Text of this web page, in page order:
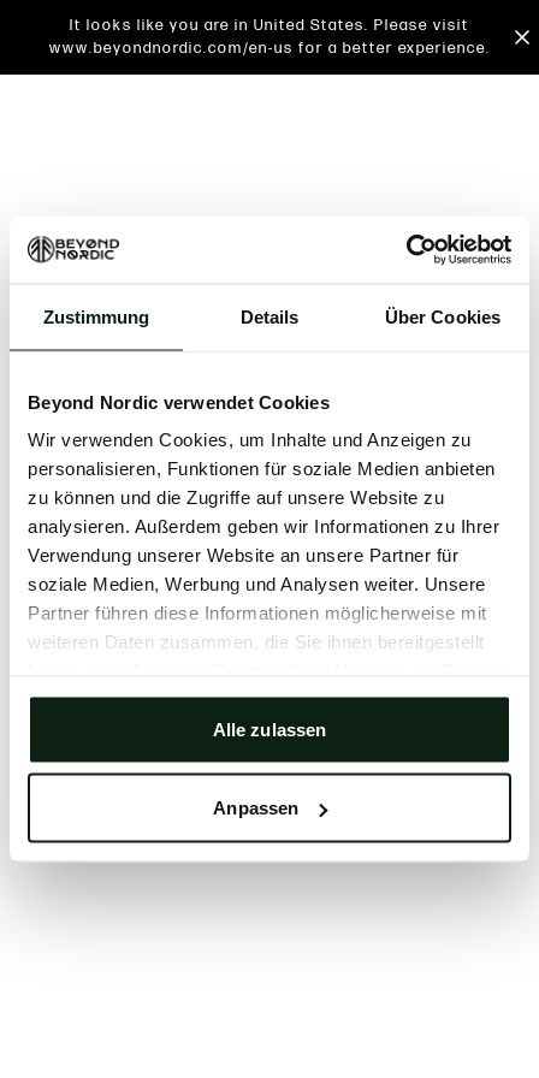
Zustimmung Details Über Cookies
Beyond Nordic verwendet Cookies
Wir verwenden Cookies, um Inhalte und Anzeigen zu
personalisieren, Funktionen für soziale Medien anbieten
zu können und die Zugriffe auf unsere Website zu
analysieren. Außerdem geben wir Informationen zu Ihrer
Verwendung unserer Website an unsere Partner für
soziale Medien, Werbung und Analysen weiter. Unsere
Partner führen diese Informationen möglicherweise mit
weiteren Daten zusammen, die Sie ihnen bereitgestellt
gesammelt haben.
Alle zulassen
Anpassen
It looks like you are in United States. Please visit
www.beyondnordic.com/en-us for a better experience.
An unknown error has occurred. An error report has
issue will be investigated.
Click the button below to refresh the website. If the
issue persists, either try waiting a moment or
reopening your browser.
Clearing your browser cache may also help in some
cases.
We apologize for the inconvenience.